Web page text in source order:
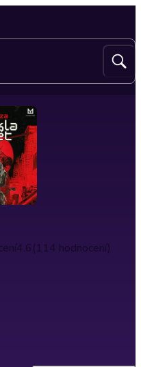
4.6(114 hodnocení)